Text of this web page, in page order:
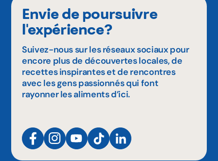
Envie de poursuivre
l'expérience?
Suivez-nous sur les réseaux sociaux pour
encore plus de découvertes locales, de
recettes inspirantes et de rencontres
avec les gens passionnés qui font
rayonner les aliments d’ici.